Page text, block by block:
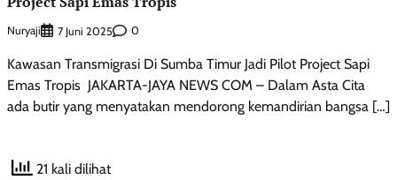
Nuryaji 7 Juni 2025 0
Kawasan Transmigrasi Di Sumba Timur Jadi Pilot Project Sapi
Emas Tropis JAKARTA-JAYA NEWS COM – Dalam Asta Cita
ada butir yang menyatakan mendorong kemandirian bangsa […]
21 kali dilihat